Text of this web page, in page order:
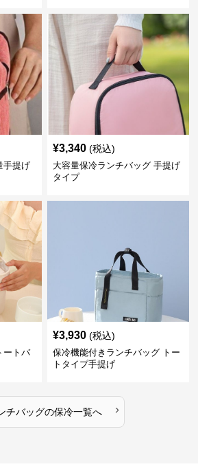
手提げ
¥3,340 (税込)
大容量保冷ランチバッグ 手提げ
タイプ
ートバ
¥3,930 (税込)
保冷機能付きランチバッグ トー
トタイプ手提げ
チバッグの保冷一覧へ ›